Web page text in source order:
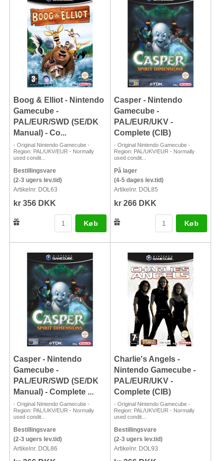
Boog & Elliot - Nintendo
Gamecube -
PAL/EUR/SWD (SE/DK
Manual) - Co...
- Original Nintendo Gamecube -
Region: PAL/UKV/EUR - Normally
used condit...
Bestillingsvare
(2-3 ugers lev.tid)
Artikelnr. DOL63
kr 356 DKK
Køb
Casper - Nintendo
Gamecube -
PAL/EUR/UKV -
Complete (CIB)
- Original Nintendo Gamecube -
Region: PAL/UKV/EUR - Normally
used condit...
På lager
(4-5 dages lev.tid)
Artikelnr. DOL85
kr 266 DKK
Køb
Casper - Nintendo
Gamecube -
PAL/EUR/SWD (SE/DK
Manual) - Complete ...
- Original Nintendo Gamecube -
Region: PAL/UKV/EUR - Normally
used condit...
Bestillingsvare
(2-3 ugers lev.tid)
Artikelnr. DOL86
Charlie's Angels -
Nintendo Gamecube -
PAL/EUR/UKV -
Complete (CIB)
- Original Nintendo Gamecube -
Region: PAL/UKV/EUR - Normally
used condit...
Bestillingsvare
(2-3 ugers lev.tid)
Artikelnr. DOL93